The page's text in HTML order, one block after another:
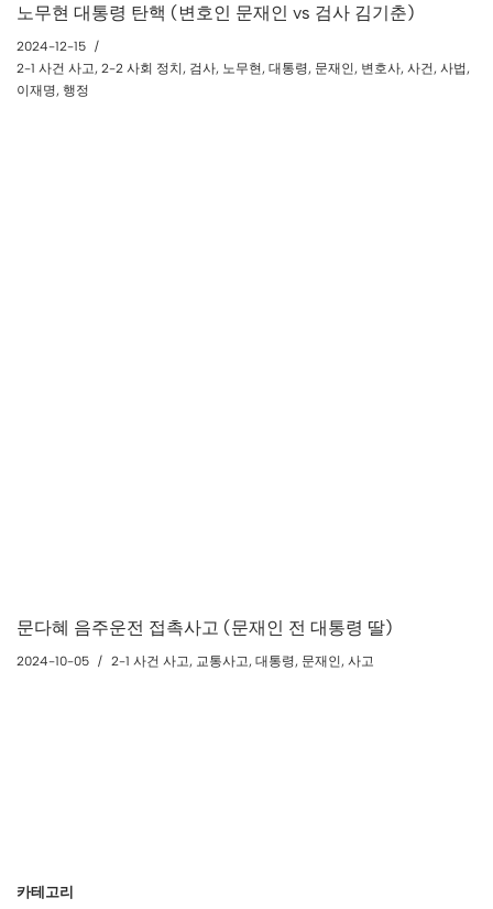
노무현 대통령 탄핵 (변호인 문재인 vs 검사 김기춘)
2024-12-15
2-1 사건 사고, 2-2 사회 정치, 검사, 노무현, 대통령, 문재인, 변호사, 사건, 사법,
이재명, 행정
문다혜 음주운전 접촉사고 (문재인 전 대통령 딸)
2024-10-05 2-1 사건 사고, 교통사고, 대통령, 문재인, 사고
카테고리